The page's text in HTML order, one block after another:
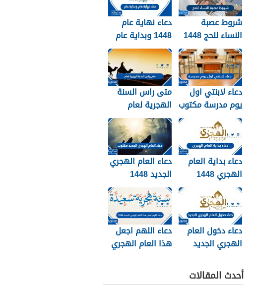
شروط عصبة
النساء للحج 1448
دعاء نهاية عام
1448 وبداية عام
1449
دعاء لابنتي اول
يوم مدرسة مكتوب
وبالصور 2026
متى راس السنة
الهجرية لعام
2026
دعاء بداية العام
الهجري 1448
مكتوب وبالصور
2026
دعاء العام الهجري
الجديد 1448
مكتوب
دعاء دخول العام
الهجري الجديد
دعاء اللهم اجعل
هذا العام الهجري
أحدث المقالات